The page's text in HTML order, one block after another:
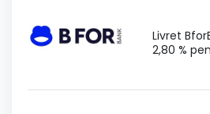
Livret
2,80 %